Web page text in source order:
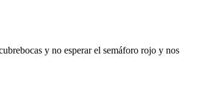
y no esperar el semáforo rojo y nos